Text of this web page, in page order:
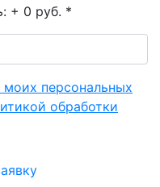
+ 0 руб. *
моих персональных
обработки